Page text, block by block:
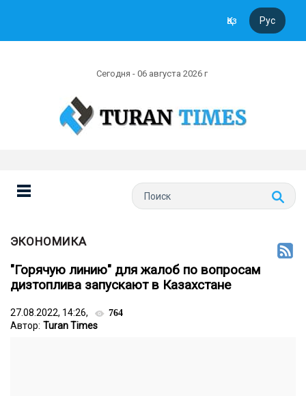
Қаз Рус
Сегодня - 06 августа 2026 г
ЭКОНОМИКА
"Горячую линию" для жалоб по вопросам
дизтоплива запускают в Казахстане
27.08.2022, 14:26, 764
Автор: Turan Times